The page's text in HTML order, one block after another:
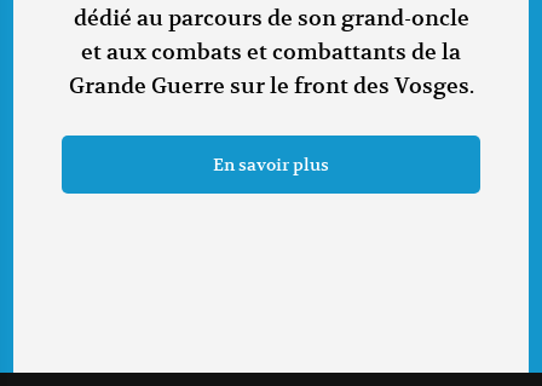
dédié au parcours de son grand-oncle
et aux combats et combattants de la
Grande Guerre sur le front des Vosges.
En savoir plus